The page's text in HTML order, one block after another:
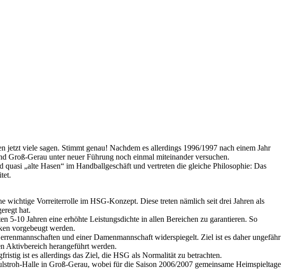
viele sagen. Stimmt genau! Nachdem es allerdings 1996/1997 nach einem Jahr
Groß-Gerau unter neuer Führung noch einmal miteinander versuchen.
„alte Hasen“ im Handballgeschäft und vertreten die gleiche Philosophie: Das
wichtige Vorreiterrolle im HSG-Konzept. Diese treten nämlich seit drei Jahren als
hat.
10 Jahren eine erhöhte Leistungsdichte in allen Bereichen zu garantieren. So
vorgebeugt werden.
und einer Damenmannschaft widerspiegelt. Ziel ist es daher ungefähr
Aktivbereich herangeführt werden.
ist es allerdings das Ziel, die HSG als Normalität zu betrachten.
Halle in Groß-Gerau, wobei für die Saison 2006/2007 gemeinsame Heimspieltage